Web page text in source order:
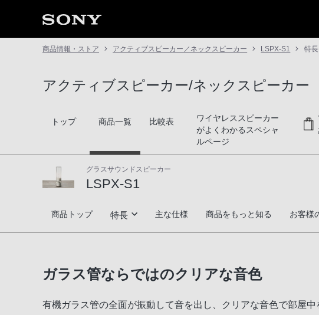
商品情報・ストア アクティブスピーカー／ネックスピーカー LSPX-S1 特
アクティブスピーカー/ネックスピーカー
トップ 商品一覧 比較表
ワイヤレススピーカー
がよくわかるスペシャ
ルページ
グラスサウンドスピーカー
LSPX-S1
LSPX-S1
商品トップ 特長
360°に音が広がる
ワイヤレスで楽しむ
主な仕様 商品をもっと知る お客様
ガラス管ならではのクリアな音色
有機ガラス管の全面が振動して音を出し、クリアな音色で部屋